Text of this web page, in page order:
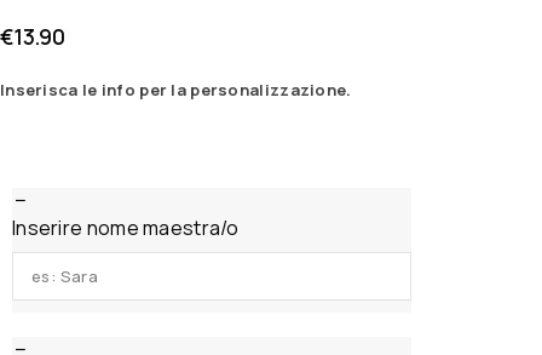
€13.90
Inserisca le info per la personalizzazione.
Inserire nome maestra/o